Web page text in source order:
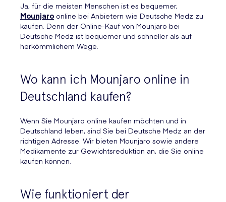
Ja, für die meisten Menschen ist es bequemer,
Mounjaro online bei Anbietern wie Deutsche Medz zu
kaufen. Denn der Online-Kauf von Mounjaro bei
Deutsche Medz ist bequemer und schneller als auf
herkömmlichem Wege.
Wo kann ich Mounjaro online in
Deutschland kaufen?
Wenn Sie Mounjaro online kaufen möchten und in
Deutschland leben, sind Sie bei Deutsche Medz an der
richtigen Adresse. Wir bieten Mounjaro sowie andere
Medikamente zur Gewichtsreduktion an, die Sie online
kaufen können.
Wie funktioniert der